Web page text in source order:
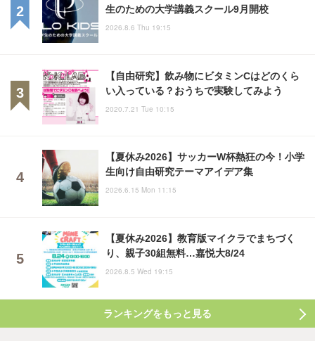
生のための大学講義スクール9月開校
2026.8.6 Thu 19:15
【自由研究】飲み物にビタミンCはどのくら
い入っている？おうちで実験してみよう
2020.7.21 Tue 10:15
【夏休み2026】サッカーW杯熱狂の今！小学
生向け自由研究テーマアイデア集
2026.6.15 Mon 11:15
【夏休み2026】教育版マイクラでまちづく
り、親子30組無料…嘉悦大8/24
2026.8.5 Wed 19:15
ランキングをもっと見る